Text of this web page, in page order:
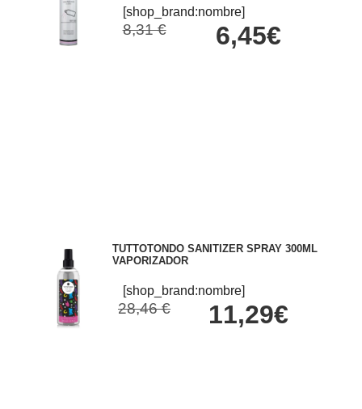
[shop_brand:nombre]
8,31 € 6,45€
TUTTOTONDO SANITIZER SPRAY 300ML
VAPORIZADOR
[shop_brand:nombre]
28,46 € 11,29€